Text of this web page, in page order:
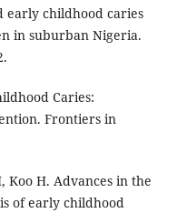
early childhood caries
in suburban Nigeria.
Caries:
Frontiers in
Koo H. Advances in the
of early childhood